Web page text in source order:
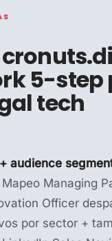
5-step
tech
audience
Managing
Officer
por sector +